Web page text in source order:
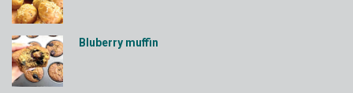
Bluberry muffin